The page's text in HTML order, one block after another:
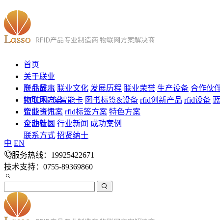
首页
关于联业
联业故事 联业文化 发展历程 联业荣誉 生产设备 合作伙
产品展示
RFID标签 智能卡 图书标签&设备 rfid创新产品 rfid设备
物联网方案
智能卡方案 rfid标签方案 特色方案
企业资讯
企业新闻 行业新闻 成功案例
互动社区
联系方式 招贤纳士
中 EN
服务热线：19925422671
技术支持：0755-89369860